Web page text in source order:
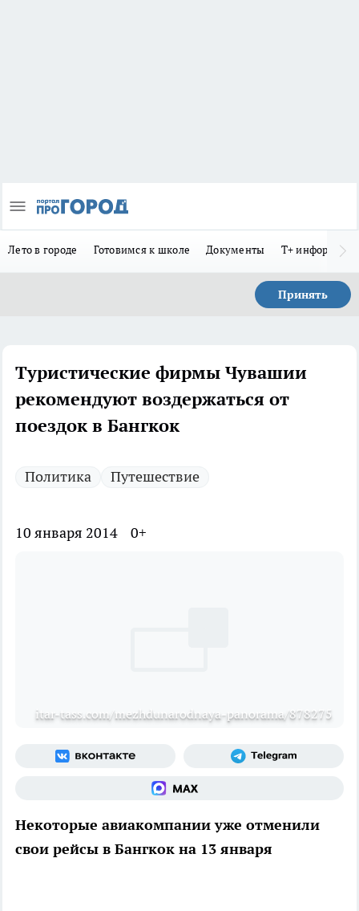
Лето в городе Готовимся к школе Документы Т+
Принять
Туристические фирмы Чувашии
рекомендуют воздержаться от
поездок в Бангкок
Политика Путешествие
10 января 2014 0+
itar-tass.com/mezhdunarodnaya-panorama/878275
Некоторые авиакомпании уже отменили
свои рейсы в Бангкок на 13 января